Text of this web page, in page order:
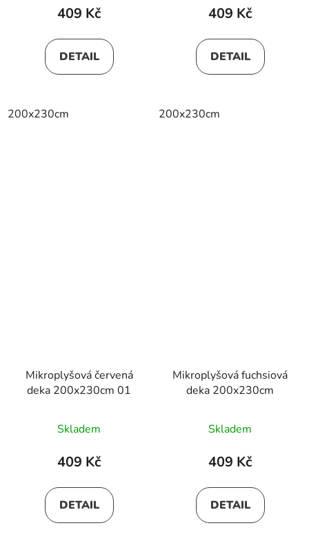
409 Kč
DETAIL
200x230cm
409 Kč
DETAIL
200x230cm
Mikroplyšová červená
deka 200x230cm 01
Skladem
409 Kč
DETAIL
Mikroplyšová fuchsiová
deka 200x230cm
Skladem
409 Kč
DETAIL